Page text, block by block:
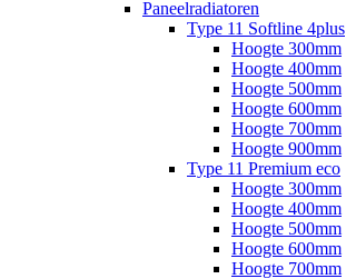
Paneelradiatoren
Type 11 Softline 4plus
Hoogte 300mm
Hoogte 400mm
Hoogte 500mm
Hoogte 600mm
Hoogte 700mm
Hoogte 900mm
Type 11 Premium eco
Hoogte 300mm
Hoogte 400mm
Hoogte 500mm
Hoogte 600mm
Hoogte 700mm